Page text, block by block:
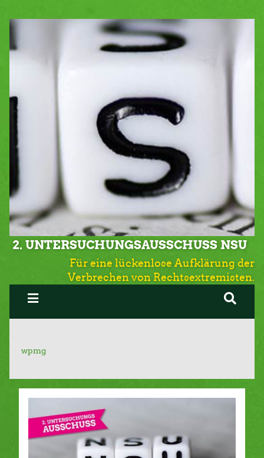
2. UNTERSUCHUNGSAUSSCHUSS NSU
Für eine lückenlose Aufklärung der
Verbrechen von Rechtsextremisten.
wpmg